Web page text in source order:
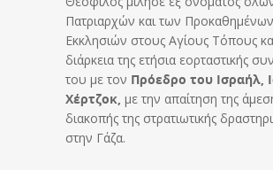
Πατριαρχών και των
Εκκλησιών στους Αγίους Τόπους
διάρκεια της ετήσια εορταστικής
του με τον Πρόεδρο του Ισραήλ,
Χέρτζοκ, με την απαίτηση της
διακοπής της στρατιωτικής
στην Γάζα.